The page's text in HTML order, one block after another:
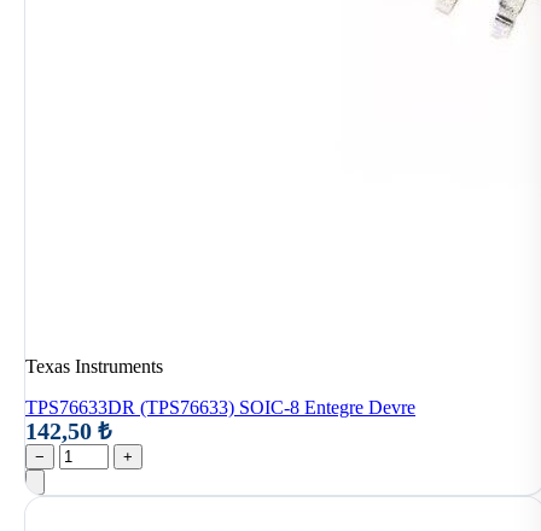
Texas Instruments
TPS76633DR (TPS76633) SOIC-8 Entegre Devre
142,50 ₺
− +